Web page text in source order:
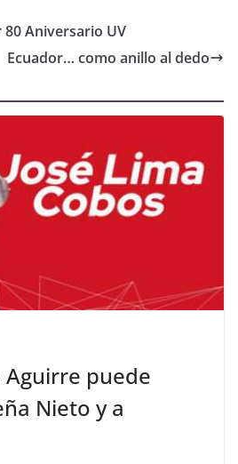
80 Aniversario UV
Ecuador… como anillo al dedo
puede
Nieto y a